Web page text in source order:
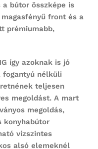
a bútor összképe is
front és a
prémiumabb,
így azoknak is jó
fogantyú nélküli
teljesen
megoldást. A mart
megoldás,
konyhabútor
vízszintes
alsó elemeknél